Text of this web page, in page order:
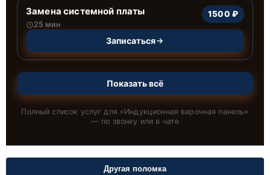
Замена системной платы
25 мин
1500 ₽
Записаться
Показать всё
Полный список услуг для «Индукционная варочная панель»
— по звонку или в чате
Другая поломка